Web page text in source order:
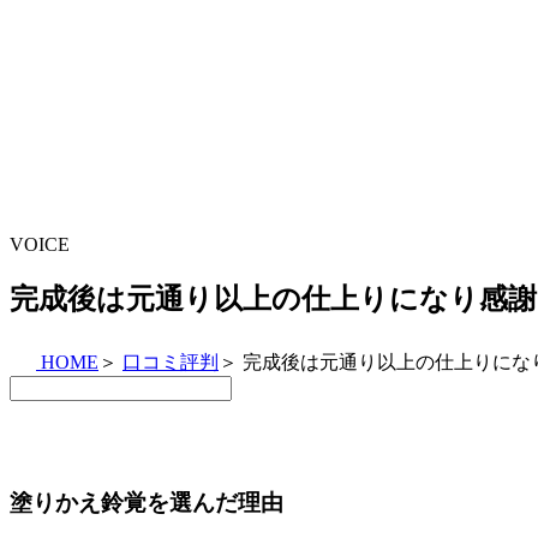
VOICE
完成後は元通り以上の仕上りになり感謝
HOME ＞ 口コミ評判 ＞ 完成後は元通り以上の仕上りにな
塗りかえ鈴覚を選んだ理由